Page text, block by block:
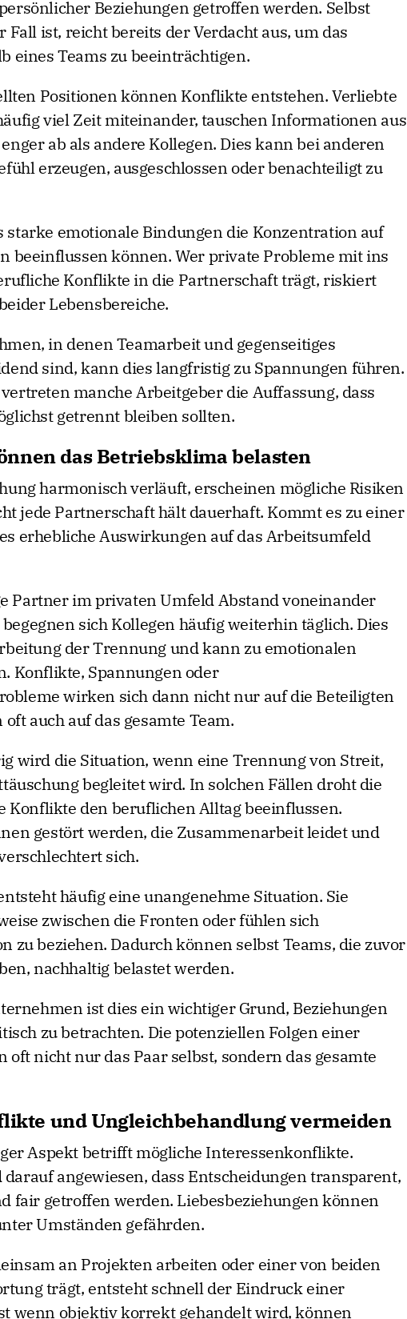
Beziehungen getroffen werden. Selbst
Fall ist, reicht bereits der Verdacht aus, um das
eines Teams zu beeinträchtigen.
Positionen können Konflikte entstehen. Verliebte
viel Zeit miteinander, tauschen Informationen aus
ab als andere Kollegen. Dies kann bei anderen
erzeugen, ausgeschlossen oder benachteiligt zu
starke emotionale Bindungen die Konzentration auf
beeinflussen können. Wer private Probleme mit ins
Konflikte in die Partnerschaft trägt, riskiert
Lebensbereiche.
in denen Teamarbeit und gegenseitiges
sind, kann dies langfristig zu Spannungen führen.
manche Arbeitgeber die Auffassung, dass
getrennt bleiben sollten.
das Betriebsklima belasten
harmonisch verläuft, erscheinen mögliche Risiken
jede Partnerschaft hält dauerhaft. Kommt es zu einer
erhebliche Auswirkungen auf das Arbeitsumfeld
Partner im privaten Umfeld Abstand voneinander
sich Kollegen häufig weiterhin täglich. Dies
der Trennung und kann zu emotionalen
Konflikte, Spannungen oder
wirken sich dann nicht nur auf die Beteiligten
auch auf das gesamte Team.
wird die Situation, wenn eine Trennung von Streit,
begleitet wird. In solchen Fällen droht die
Konflikte den beruflichen Alltag beeinflussen.
gestört werden, die Zusammenarbeit leidet und
sich.
häufig eine unangenehme Situation. Sie
zwischen die Fronten oder fühlen sich
zu beziehen. Dadurch können selbst Teams, die zuvor
nachhaltig belastet werden.
ist dies ein wichtiger Grund, Beziehungen
zu betrachten. Die potenziellen Folgen einer
nicht nur das Paar selbst, sondern das gesamte
und Ungleichbehandlung vermeiden
Aspekt betrifft mögliche Interessenkonflikte.
angewiesen, dass Entscheidungen transparent,
fair getroffen werden. Liebesbeziehungen können
Umständen gefährden.
an Projekten arbeiten oder einer von beiden
trägt, entsteht schnell der Eindruck einer
wenn objektiv korrekt gehandelt wird, können